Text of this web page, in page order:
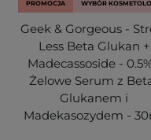
PROMOCJA WYBÓR
Geek & Gorgeous -
Less Beta Glukan +
Madecassoside -
Żelowe Serum z
Glukanem i
Madekasozydem -